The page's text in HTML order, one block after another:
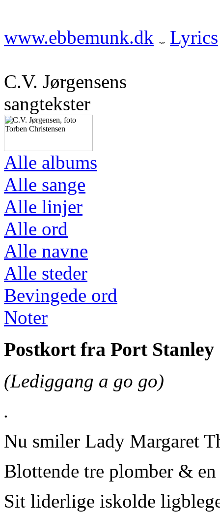
www.ebbemunk.dk Lyrics
C.V. Jørgensens
sangtekster
Alle albums
Alle sange
Alle linjer
Alle ord
Alle navne
Alle steder
Bevingede ord
Noter
Postkort fra Port Stanley
(Lediggang a go go)
.
Nu smiler Lady Margaret
Blottende tre plomber &
Sit liderlige iskolde